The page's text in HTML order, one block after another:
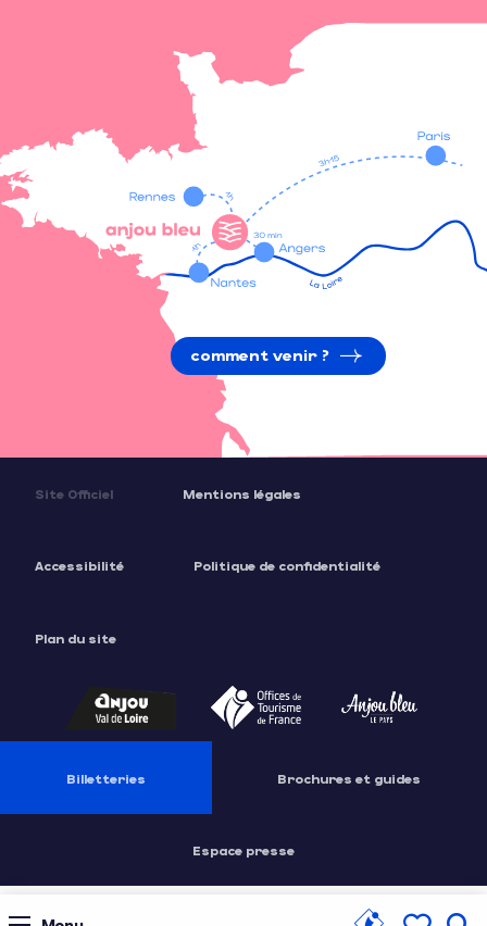
comment venir ?
Site Officiel Mentions légales
Accessibilité Politique de confidentialité
Plan du site
Billetteries Brochures et guides
Espace presse